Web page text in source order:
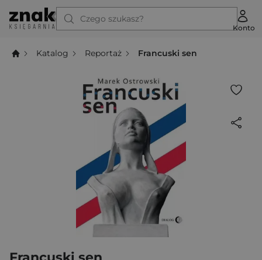
Czego szukasz?
Konto
Katalog Reportaż Francuski sen